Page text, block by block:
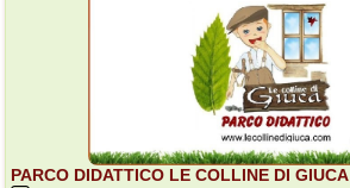
PARCO DIDATTICO LE COLLINE DI GIUCA